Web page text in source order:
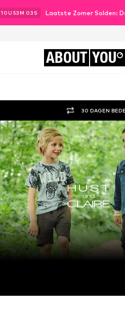
10U 53M 01 S Laatste Zomer Solden:
ABOUT YOU
30 DAGEN